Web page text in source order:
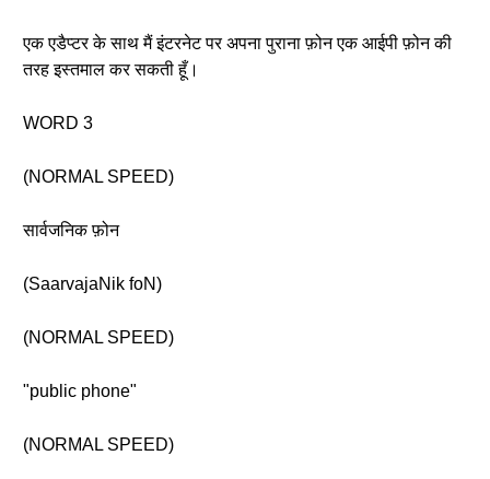
एक एडैप्टर के साथ मैं इंटरनेट पर अपना पुराना फ़ोन एक आईपी फ़ोन की
तरह इस्तमाल कर सकती हूँ।
WORD 3
(NORMAL SPEED)
सार्वजनिक फ़ोन
(SaarvajaNik foN)
(NORMAL SPEED)
"public phone"
(NORMAL SPEED)